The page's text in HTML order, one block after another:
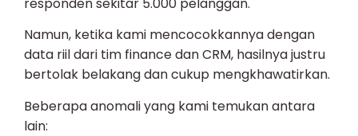
Namun, ketika kami mencocokkannya dengan
data riil dari tim finance dan CRM, hasilnya justru
bertolak belakang dan cukup mengkhawatirkan.
Beberapa anomali yang kami temukan antara
lain: